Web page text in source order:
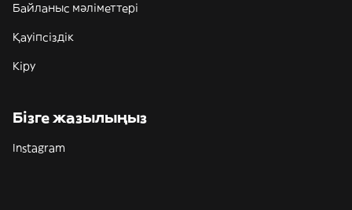
Байланыс мәліметтері
Қауіпсіздік
Кіру
Бізге жазылыңыз
Instagram